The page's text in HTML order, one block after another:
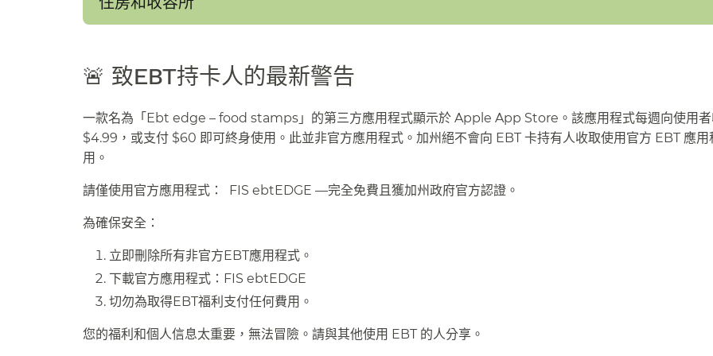
🚨 致EBT持卡人的最新警告​​
一款名為「Ebt edge – food stamps」的第三方應用程式顯示於 Apple App Store。該應用程式每週向使用者
$4.99，或支付 $60 即可終身使用。此並非官方應用程式。加州絕不會向 EBT 卡持有人收取使用官方 EBT 應用
用。​​
請僅使用官方應用程式： FIS ebtEDGE —完全免費且獲加州政府官方認證。​​
為確保安全：​​
立即刪除所有非官方EBT應用程式。​​
下載官方應用程式：FIS ebtEDGE​​
切勿為取得EBT福利支付任何費用。​​
您的福利和個人信息太重要，無法冒險。請與其他使用 EBT 的人分享。​​